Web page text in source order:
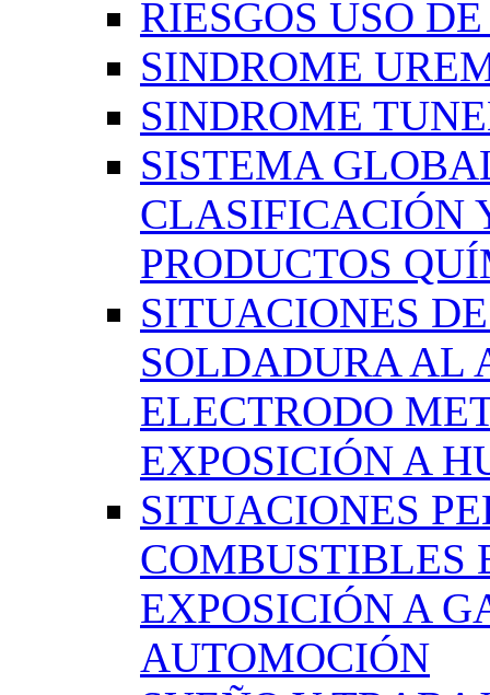
RIESGOS USO
SINDROME
SINDROME
SISTEMA
CLASIFICACIÓN
PRODUCTOS
SITUACIONES
SOLDADURA AL
ELECTRODO
EXPOSICIÓN A
SITUACIONES
COMBUSTIBLES
EXPOSICIÓN A
AUTOMOCIÓN